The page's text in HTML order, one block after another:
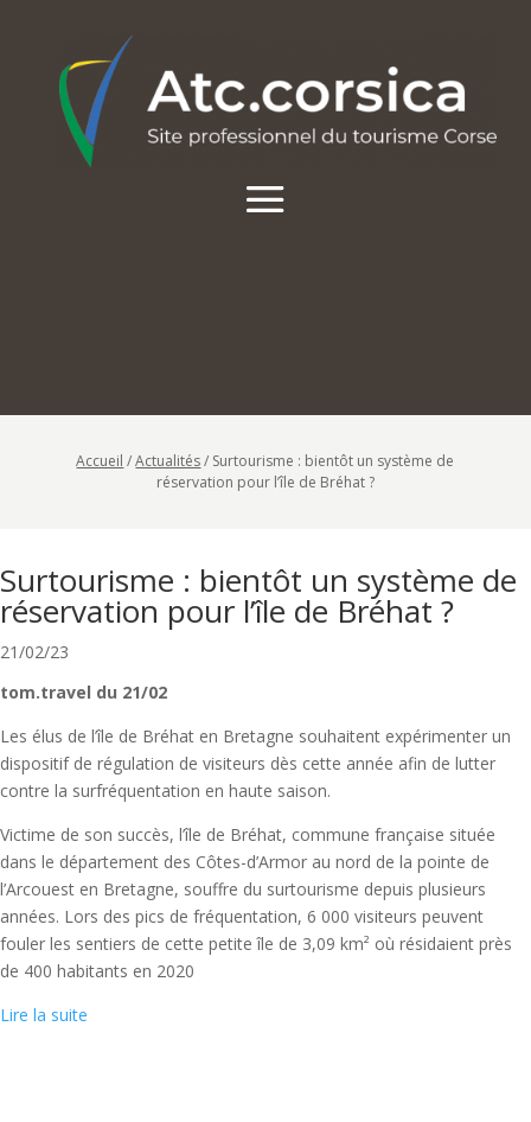
Accueil /Actualités/ Surtourisme : bientôt un système de
réservation pour l’île de Bréhat ?
Surtourisme : bientôt un système de
réservation pour l’île de Bréhat ?
21/02/23
tom.travel du 21/02
Les élus de l’île de Bréhat en Bretagne souhaitent expérimenter un
dispositif de régulation de visiteurs dès cette année afin de lutter
contre la surfréquentation en haute saison.
Victime de son succès, l’île de Bréhat, commune française située
dans le département des Côtes-d’Armor au nord de la pointe de
l’Arcouest en Bretagne, souffre du surtourisme depuis plusieurs
années. Lors des pics de fréquentation, 6 000 visiteurs peuvent
fouler les sentiers de cette petite île de 3,09 km² où résidaient près
de 400 habitants en 2020
Lire la suite